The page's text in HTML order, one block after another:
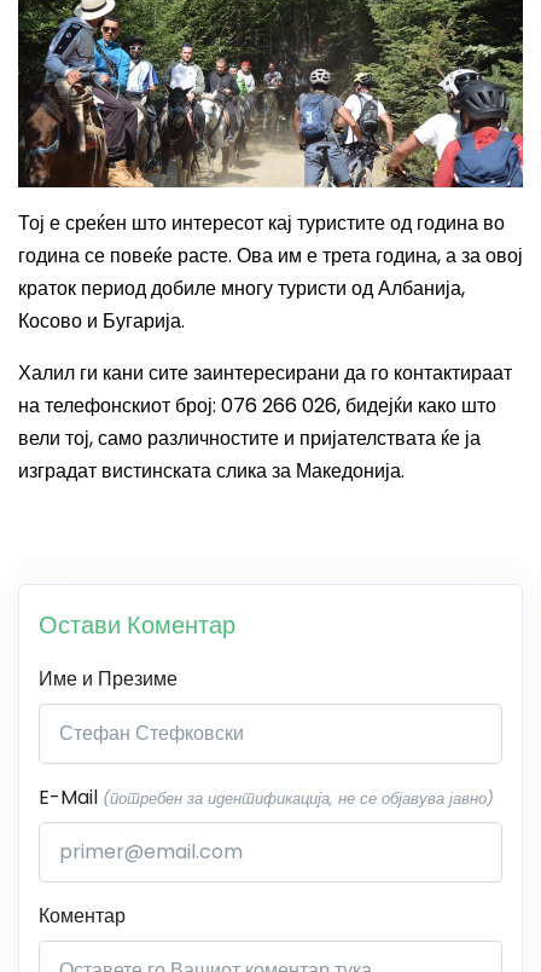
Тој е среќен што интересот кај туристите од година во
година се повеќе расте. Ова им е трета година, а за овој
краток период добиле многу туристи од Албанија,
Косово и Бугарија.
Халил ги кани сите заинтересирани да го контактираат
на телефонскиот број: 076 266 026, бидејќи како што
вели тој, само различностите и пријателствата ќе ја
изградат вистинската слика за Македонија.
Остави Коментар
Име и Презиме
E-Mail (потребен за идентификација, не се објавува јавно)
Коментар